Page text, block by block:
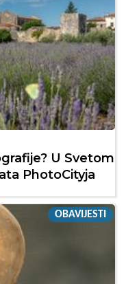
U Svetom
PhotoCityja
OBAVIJESTI